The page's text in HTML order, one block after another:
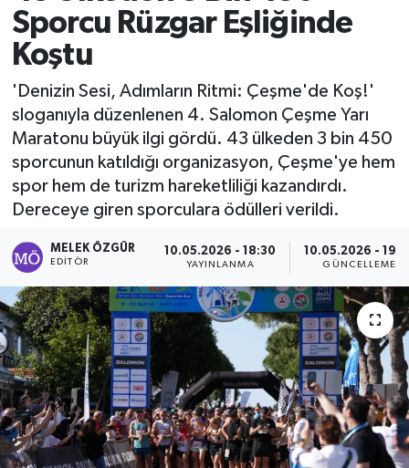
Sporcu Rüzgar Eşliğinde
Koştu
'Denizin Sesi, Adımların Ritmi: Çeşme'de Koş!'
sloganıyla düzenlenen 4. Salomon Çeşme Yarı
Maratonu büyük ilgi gördü. 43 ülkeden 3 bin 450
sporcunun katıldığı organizasyon, Çeşme'ye hem
spor hem de turizm hareketliliği kazandırdı.
Dereceye giren sporculara ödülleri verildi.
MELEK ÖZGÜR
EDITÖR
10.05.2026 - 18:30
YAYINLANMA
10.05.2026 -
GÜNCELLEME
Magazin
Politika
Sağlık
Tarih - Kültür - Sanat - Turizm
Yaşam
Son Dakika Haberleri
Haber Arşivi